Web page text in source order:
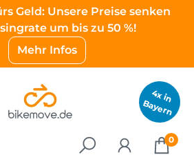
Geld: Unsere Preise senken
um bis zu 50 %!
Mehr Infos
4
x
in
B
a
y
e
rn
0